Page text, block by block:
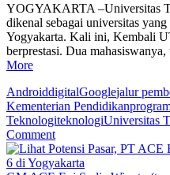
YOGYAKARTA –Universitas
dikenal sebagai universitas
Yogyakarta. Kali ini, Kembali
berprestasi. Dua
More
AndroiddigitalGooglejalur
Kementerian Pendidikan
TeknologiteknologiUniversitas
Commenton
Wow!!
Mahasiswa